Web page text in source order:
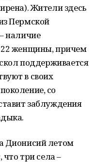
Жители здесь
Пермской
наличие
22 женщины, причем
поддерживается
в своих
со
заблуждения
Дионисий летом
что три села –